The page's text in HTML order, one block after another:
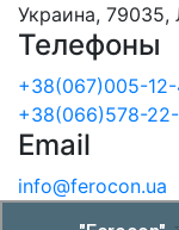
Украина, 79035,
Телефоны
+38(067)005-
+38(066)578-
Email
info@ferocon.ua